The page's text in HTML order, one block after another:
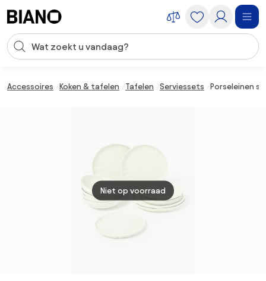
Zoekopdracht invoeren
Accessoires Koken & tafelen Tafelen Serviessets Porseleinen
Niet op voorraad